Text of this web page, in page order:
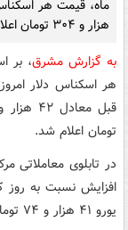
هزار و ۳۰۴ تومان اعلام شد.
به گزارش مشرق، بر
تومان اعلام شد.
در تابلوی معاملاتی
یورو ۴۱ هزار و ۷۴ تومان اعلام شده است.